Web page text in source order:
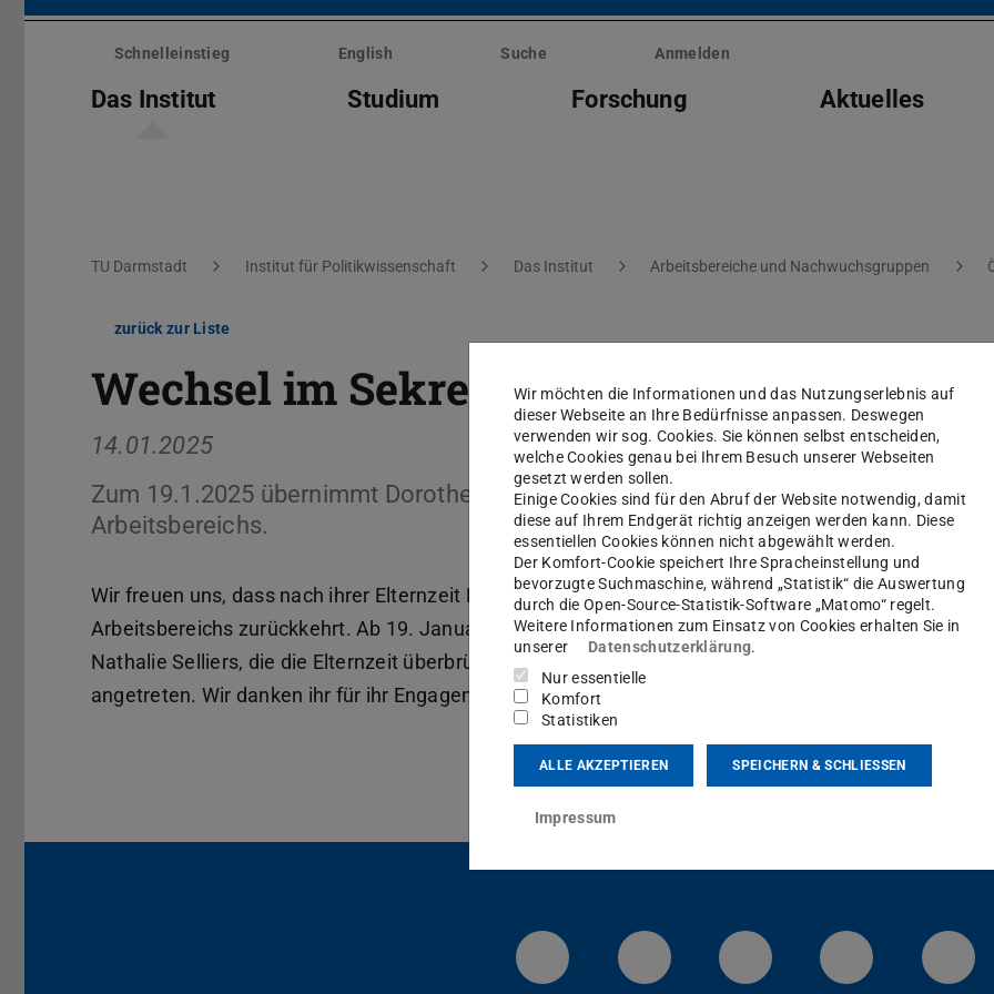
Menü
überspringenSchnelleinstieg English Suche Anmelden
Das Institut Studium Forschung Aktuelles
Sie befinden sich hier:
TU Darmstadt Institut für Politikwissenschaft Das Institut Arbeitsbereiche und Nachwuchsgruppen
zurück zur Liste
Wechsel im Sekretariat des Arbeitsbereichs
14.01.2025
Zum 19.1.2025 übernimmt Dorothee Harres wieder das Sekretariat des
Arbeitsbereichs.
Wir freuen uns, dass nach ihrer Elternzeit Dorothee Harres wieder ins Team des
Arbeitsbereichs zurückkehrt. Ab 19. Januar 2025 wird sie das Sekretariat wieder führen.
Nathalie Selliers, die die Elternzeit überbrückt hat, hat zum 01.01. eine neue Stelle
angetreten. Wir danken ihr für ihr Engagement.
LinkedIn-Seite der TU Darmstadt
Instagram-Kanal der TU
Bluesky-Kanal der
Wir möchten die Informationen und das Nutzungserlebnis auf
dieser Webseite an Ihre Bedürfnisse anpassen. Deswegen
verwenden wir sog. Cookies. Sie können selbst entscheiden,
welche Cookies genau bei Ihrem Besuch unserer Webseiten
gesetzt werden sollen.
Einige Cookies sind für den Abruf der Website notwendig, damit
diese auf Ihrem Endgerät richtig anzeigen werden kann. Diese
essentiellen Cookies können nicht abgewählt werden.
Der Komfort-Cookie speichert Ihre Spracheinstellung und
bevorzugte Suchmaschine, während „Statistik“ die Auswertung
durch die Open-Source-Statistik-Software „Matomo“ regelt.
Weitere Informationen zum Einsatz von Cookies erhalten Sie in
unserer
Datenschutzerklärung.
Nur essentielle
Komfort
Statistiken
ALLE AKZEPTIEREN SPEICHERN & SCHLIESSEN
Impressum